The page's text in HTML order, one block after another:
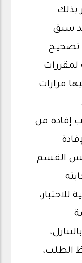
بذلك.
سبق
تصحيح
لمقررات
قرارات
إفادة من
القسم
للاختبار،
الطلب،